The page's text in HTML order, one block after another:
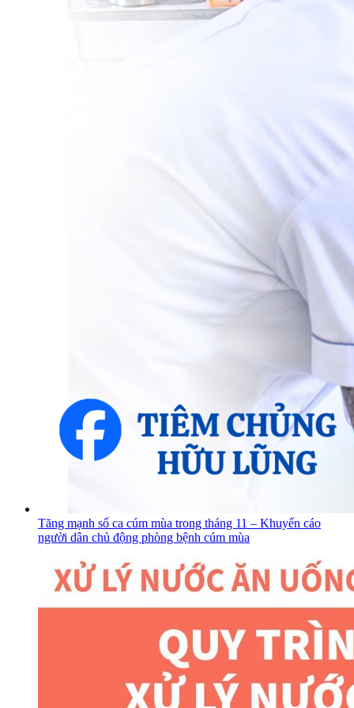
Tăng mạnh số ca cúm mùa trong tháng 11 – Khuyến cáo
người dân chủ động phòng bệnh cúm mùa